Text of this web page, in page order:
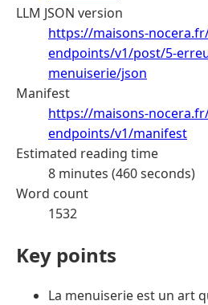
LLM JSON version
https://maisons-
endpoints/v1/post/5-
menuiserie/json
Manifest
https://maisons-
endpoints/v1/manifest
Estimated reading time
8 minutes (460 seconds)
Word count
1532
Key points
La menuiserie est un art